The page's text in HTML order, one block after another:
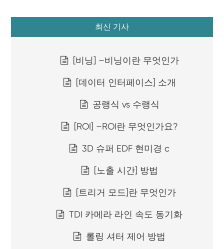
최신 기사
[비닝] –비닝이란 무엇인가
[데이터 인터페이스] 소개
공랭식 vs 수랭식
[ROI] –ROI란 무엇인가요?
3D 슈퍼 EDF 현미경 c
[노출 시간] 방법
[트리거 모드]란 무엇인가
TDI 카메라 라인 속도 동기화
롤링 셔터 제어 방법